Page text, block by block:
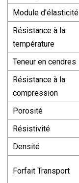
Module d'élasticité
Résistance à la
température
Teneur en cendres
Résistance à la
compression
Porosité
Résistivité
Densité
Forfait Transport